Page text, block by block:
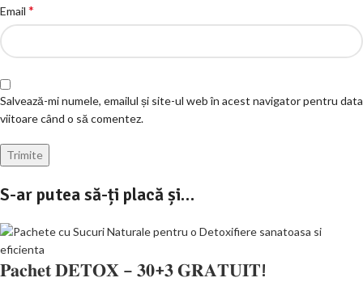
Email *
Salvează-mi numele, emailul și site-ul web în acest navigator pentru data
viitoare când o să comentez.
S-ar putea să-ți placă și…
𝐏𝐚𝐜𝐡𝐞𝐭 𝐃𝐄𝐓𝐎𝐗 – 𝟑𝟎+𝟑 𝐆𝐑𝐀𝐓𝐔𝐈𝐓!